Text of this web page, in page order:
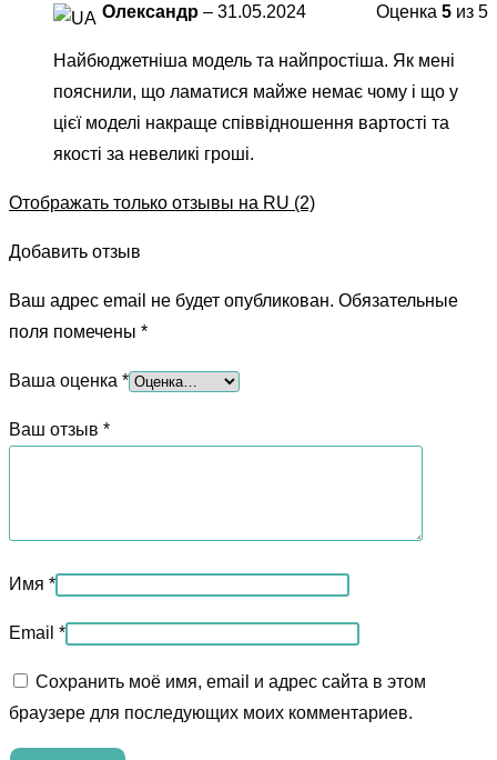
Оценка 5 из 5
Олександр – 31.05.2024
Найбюджетніша модель та найпростіша. Як мені
пояснили, що ламатися майже немає чому і що у
цієї моделі накраще співвідношення вартості та
якості за невеликі гроші.
Отображать только отзывы на RU (2)
Добавить отзыв
Ваш адрес email не будет опубликован. Обязательные
поля помечены *
Ваша оценка *
Ваш отзыв *
Имя *
Email *
Сохранить моё имя, email и адрес сайта в этом
браузере для последующих моих комментариев.